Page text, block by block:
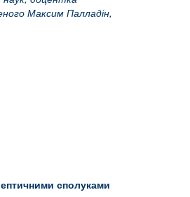
Максим Палладін,
сполуками